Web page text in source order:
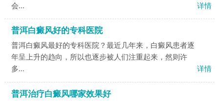
会...
详情
普洱白癜风好的专科医院
普洱白癜风最好的专科医院？最近几年来，白癜风患者逐
年呈上升的趋向，所以也逐步被人们注重起来，然则许
多...
详情
普洱治疗白癜风哪家效果好